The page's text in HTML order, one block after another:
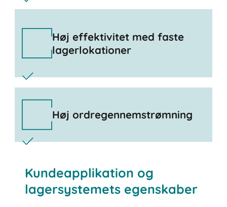
Høj effektivitet med faste
lagerlokationer
Høj ordregennemstrømning
Kundeapplikation og
lagersystemets egenskaber